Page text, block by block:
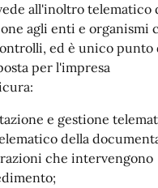
all'inoltro telematico
agli enti e organismi
ed è unico
per l'impresa
e gestione
della
che intervengono